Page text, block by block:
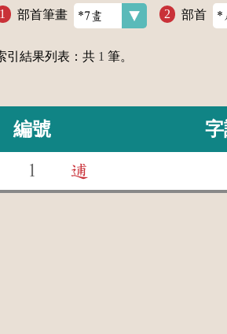
部首筆畫 部首
引結果列表：共 1 筆。
編號 字
1 逋